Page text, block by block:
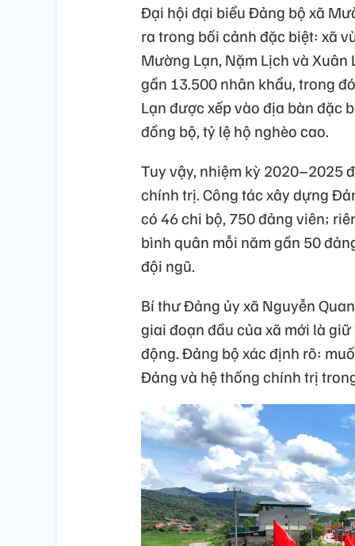
Đại hội đại biểu Đảng bộ xã
ra trong bối cảnh đặc biệt: xã
Mường Lạn, Nặm Lịch và
gần 13.500 nhân khẩu, trong
Lạn được xếp vào địa bàn đặc
đồng bộ, tỷ lệ hộ nghèo cao.
Tuy vậy, nhiệm kỳ 2020–2025
chính trị. Công tác xây dựng
có 46 chi bộ, 750 đảng viên;
bình quân mỗi năm gần 50
đội ngũ.
Bí thư Đảng ủy xã Nguyễn
giai đoạn đầu của xã mới là
động. Đảng bộ xác định rõ:
Đảng và hệ thống chính trị